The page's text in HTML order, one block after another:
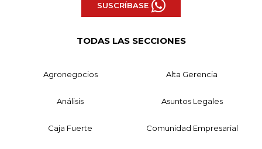
SUSCRÍBASE
TODAS LAS SECCIONES
Agronegocios Alta Gerencia
Análisis Asuntos Legales
Caja Fuerte Comunidad Empresarial